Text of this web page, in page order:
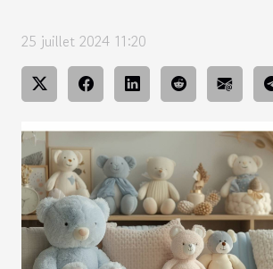
25 juillet 2024 11:20